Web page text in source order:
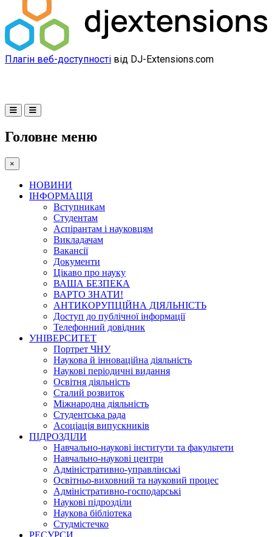
Плагін веб-доступності від DJ-Extensions.com
Головне меню
×
НОВИНИ
ІНФОРМАЦІЯ
Вступникам
Студентам
Аспірантам і науковцям
Викладачам
Вакансії
Документи
Цікаво про науку
ВАША БЕЗПЕКА
ВАРТО ЗНАТИ!
АНТИКОРУПЦІЙНА ДІЯЛЬНІСТЬ
Доступ до публічної інформації
Телефонний довідник
УНІВЕРСИТЕТ
Портрет ЧНУ
Наукова й інноваційна діяльність
Наукові періодичні видання
Освітня діяльність
Сталий розвиток
Міжнародна діяльність
Студентська рада
Асоціація випускників
ПІДРОЗДІЛИ
Навчально-наукові інститути та факультети
Навчально-наукові центри
Адміністративно-управлінські
Освітньо-виховний та науковий процес
Адміністративно-господарські
Наукові підрозділи
Наукова бібліотека
Студмістечко
РЕСУРСИ